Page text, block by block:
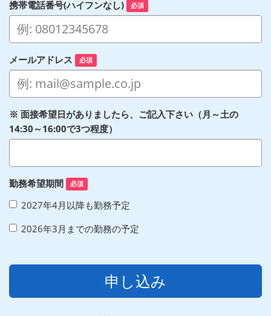
携帯電話番号(ハイフンなし) 必須
メールアドレス 必須
※ 面接希望日がありましたら、ご記入下さい（月～土の
14:30～16:00で3つ程度）
勤務希望期間 必須
2027年4月以降も勤務予定
2026年3月までの勤務の予定
申し込み